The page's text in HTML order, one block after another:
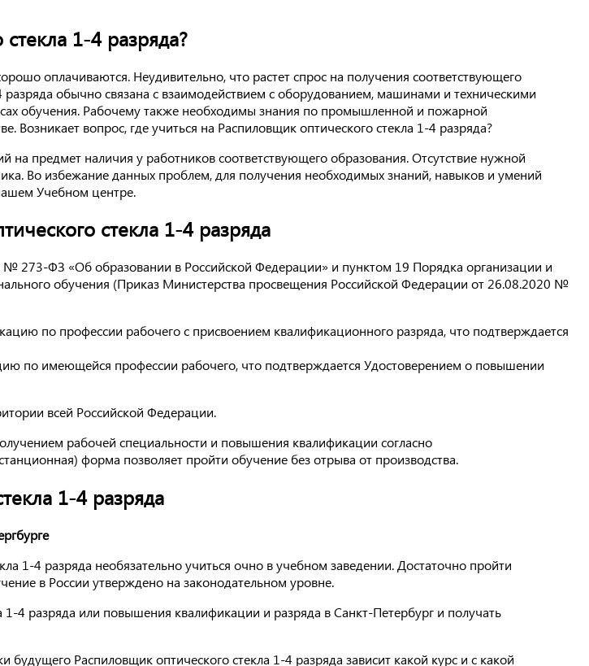
1-4 разряда?
оплачиваются. Неудивительно, что растет спрос на получения соответствующего
обычно связана с взаимодействием с оборудованием, машинами и техническими
обучения. Рабочему также необходимы знания по промышленной и пожарной
Возникает вопрос, где учиться на Распиловщик оптического стекла 1-4 разряда?
предмет наличия у работников соответствующего образования. Отсутствие нужной
Во избежание данных проблем, для получения необходимых знаний, навыков и умений
Учебном центре.
стекла 1-4 разряда
№ 273-ФЗ «Об образовании в Российской Федерации» и пунктом 19 Порядка организации и
обучения (Приказ Министерства просвещения Российской Федерации от 26.08.2020 №
по профессии рабочего с присвоением квалификационного разряда, что подтверждается
имеющейся профессии рабочего, что подтверждается Удостоверением о повышении
всей Российской Федерации.
рабочей специальности и повышения квалификации согласно
форма позволяет пройти обучение без отрыва от производства.
1-4 разряда
1-4 разряда необязательно учиться очно в учебном заведении. Достаточно пройти
в России утверждено на законодательном уровне.
4 разряда или повышения квалификации и разряда в Санкт-Петербург и получать
Распиловщик оптического стекла 1-4 разряда зависит какой курс и с какой